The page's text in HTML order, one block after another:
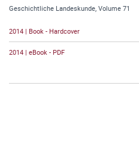
Geschichtliche Landeskunde, Volume 71
2014 | Book - Hardcover
2014 | eBook - PDF